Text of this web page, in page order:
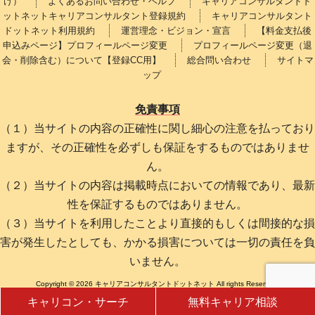
キャリコン・サーチ 無料キャリア相談
ットネットキャリアコンサルタント登録規約
キャリアコンサルタント
ドットネット利用規約
運営理念・ビジョン・宣言
【料金支払後
申込みページ】プロフィールページ変更
プロフィールページ変更（退
会・削除含む）について【登録CC用】
総合問い合わせ
サイトマ
ップ
免責事項
（１）当サイトの内容の正確性に関し細心の注意を払っており
ますが、その正確性を必ずしも保証をするものではありませ
ん。
（２）当サイトの内容は掲載時点においての情報であり、最新
性を保証するものではありません。
（３）当サイトを利用したことより直接的もしくは間接的な損
害が発生したとしても、かかる損害については一切の責任を負
いません。
Copyright © 2026 キャリアコンサルタントドットネット All rights Reserved.